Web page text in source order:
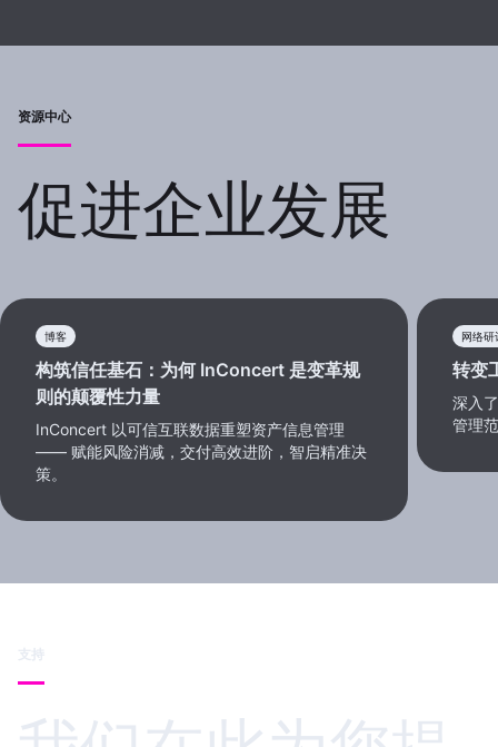
资源中心
促进企业发展
博客
构筑信任基石：为何 InConcert 是变革规
则的颠覆性力量
InConcert 以可信互联数据重塑资产信息管理
—— 赋能风险消减，交付高效进阶，智启精准决
策。
网络研
转变
深入
管理
支持